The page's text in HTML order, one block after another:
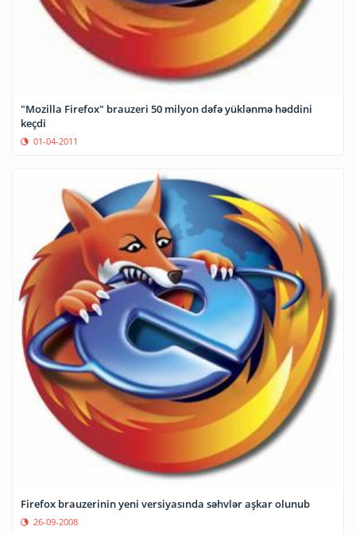
"Mozilla Firefox" brauzeri 50 milyon dəfə yüklənmə həddini
keçdi
01-04-2011
Firefox brauzerinin yeni versiyasında səhvlər aşkar olunub
26-09-2008